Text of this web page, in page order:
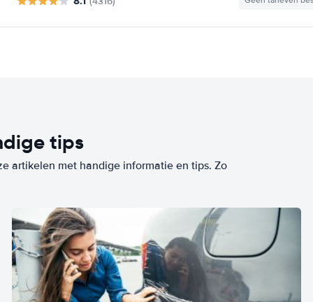
tips
artikelen met handige informatie en tips. Zo